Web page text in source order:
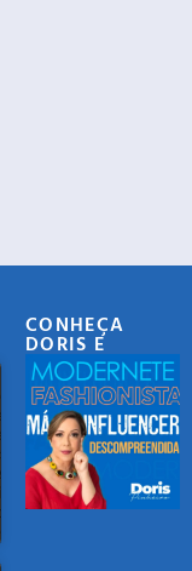
à
mãe
CONHEÇA
DORIS E
EQUIPE